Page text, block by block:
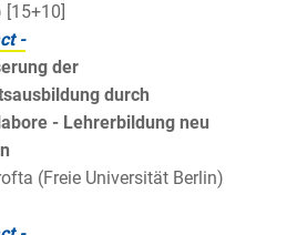
[15+10]
-
der
durch
- Lehrerbildung neu
(Freie Universität Berlin)